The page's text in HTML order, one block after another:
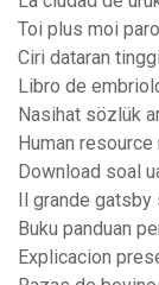
Toi plus moi
Ciri dataran
Libro de
Nasihat sözlük
Human
Download soal
Il grande
Buku panduan
Explicacion